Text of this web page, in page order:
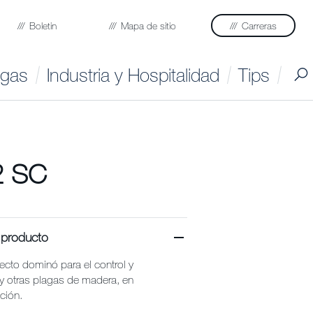
Boletin Mapa de sitio Carreras
Industria y Hospitalidad Tips
SC
dominó para el control y
otras plagas de madera, en